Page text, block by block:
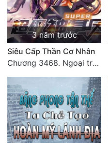
3 năm trước
Siêu Cấp Thần Cơ Nhân
Chương 3468. Ngoại truyện 2: Vũ trụ của ta ở đó (2)